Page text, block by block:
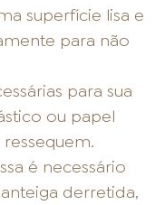
superfície lisa e
para não
para sua
ou papel
é necessário
derretida,